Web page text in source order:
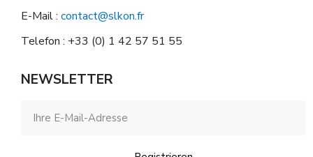
E-Mail : contact@slkon.fr
Telefon : +33 (0) 1 42 57 51 55
NEWSLETTER